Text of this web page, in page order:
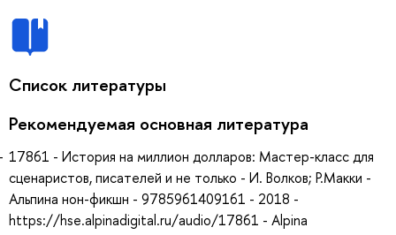
Список литературы
Рекомендуемая основная литература
17861 - История на миллион долларов: Мастер-класс для
сценаристов, писателей и не только - И. Волков; Р.Макки -
Альпина нон-фикшн - 9785961409161 - 2018 -
https://hse.alpinadigital.ru/audio/17861 - Alpina